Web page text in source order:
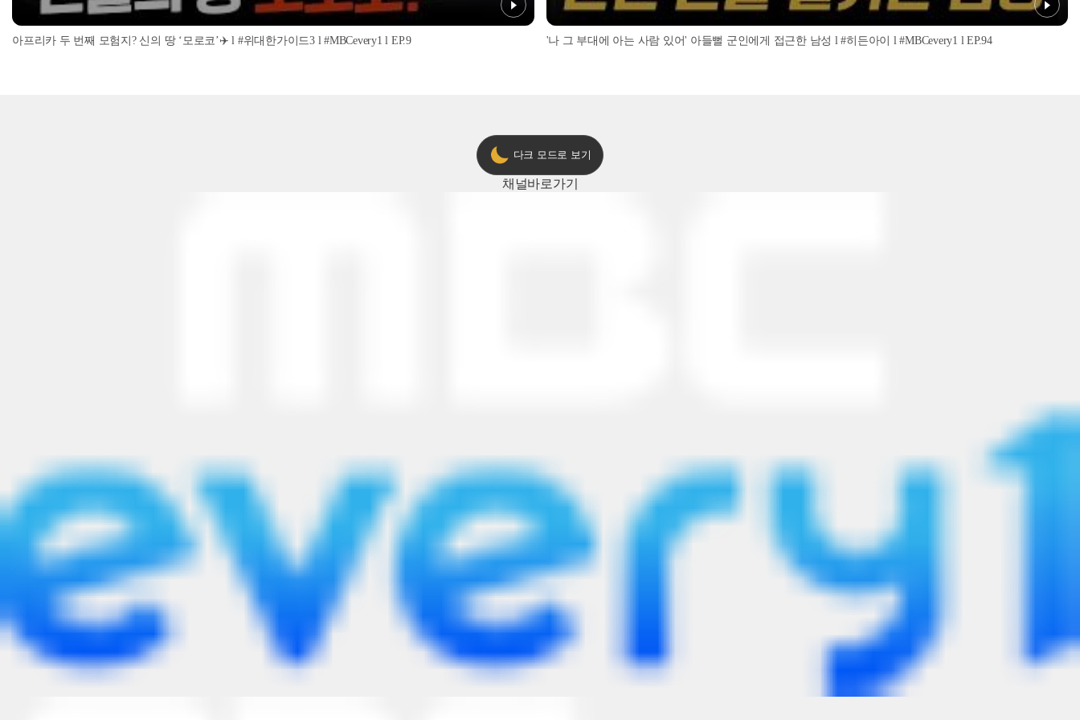
아프리카 두 번째 모험지? 신의 땅 ‘모로코’✈️ l #위대한가이드3 l #MBCevery1 l EP.9 '나 그 부대에 아는 사람 있어' 아들뻘 군인에게 접근한 남성 l #히든아이 l #MBCevery1 l EP.94
다크 모드로 보기
채널바로가기